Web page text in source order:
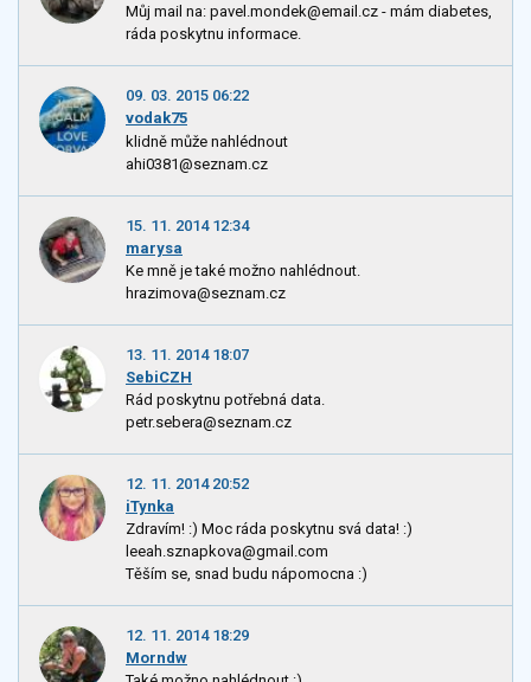
Můj mail na: pavel.mondek@email.cz - mám diabetes,
ráda poskytnu informace.
09. 03. 2015 06:22
vodak75
klidně může nahlédnout
ahi0381@seznam.cz
15. 11. 2014 12:34
marysa
Ke mně je také možno nahlédnout.
hrazimova@seznam.cz
13. 11. 2014 18:07
SebiCZH
Rád poskytnu potřebná data.
petr.sebera@seznam.cz
12. 11. 2014 20:52
iTynka
Zdravím! :) Moc ráda poskytnu svá data! :)
leeah.sznapkova@gmail.com
Těším se, snad budu nápomocna :)
12. 11. 2014 18:29
Morndw